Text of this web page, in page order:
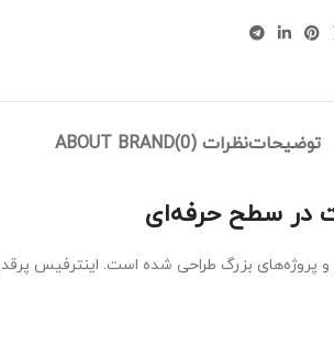
توضیحاتنظرات (0) ABOUT BRAND